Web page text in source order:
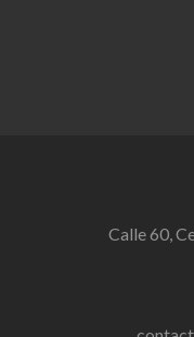
Calle 60,